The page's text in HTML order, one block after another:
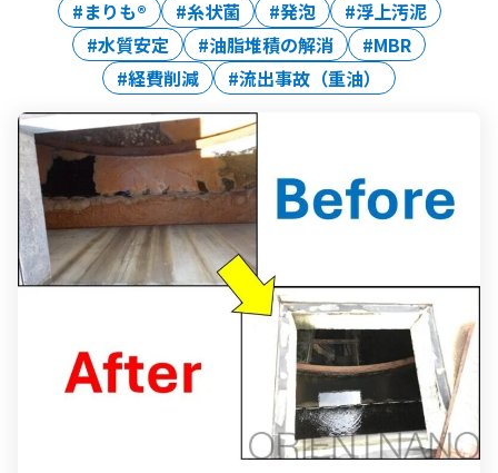
まりも®
糸状菌 発泡
浮上汚泥
水質安定
油脂堆積の解消
MBR
経費削減
流出事故（重油）